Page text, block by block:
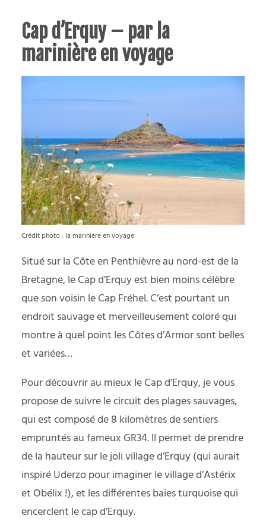
Cap d’Erquy – par la
marinière en voyage
Crédit photo : la marinière en voyage
Situé sur la Côte en Penthièvre au nord-est de la
Bretagne, le Cap d’Erquy est bien moins célèbre
que son voisin le Cap Fréhel. C’est pourtant un
endroit sauvage et merveilleusement coloré qui
montre à quel point les Côtes d’Armor sont belles
et variées…
Pour découvrir au mieux le Cap d’Erquy, je vous
propose de suivre le circuit des plages sauvages,
qui est composé de 8 kilomètres de sentiers
empruntés au fameux GR34. Il permet de prendre
de la hauteur sur le joli village d’Erquy (qui aurait
inspiré Uderzo pour imaginer le village d’Astérix
et Obélix !), et les différentes baies turquoise qui
encerclent le cap d’Erquy.